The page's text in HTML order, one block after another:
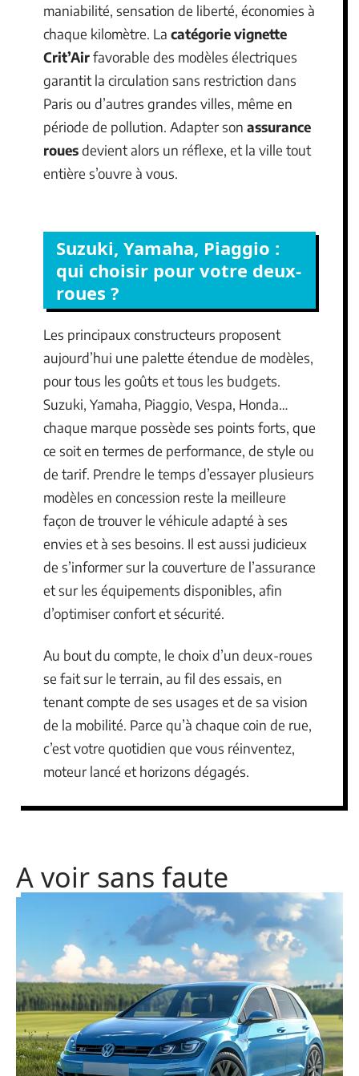
maniabilité, sensation de liberté, économies à
chaque kilomètre. La catégorie vignette
Crit’Airfavorable des modèles électriques
garantit la circulation sans restriction dans
Paris ou d’autres grandes villes, même en
période de pollution. Adapter son assurance
rouesdevient alors un réflexe, et la ville tout
entière s’ouvre à vous.
Suzuki, Yamaha, Piaggio :
qui choisir pour votre deux-
roues ?
Les principaux constructeurs proposent
aujourd’hui une palette étendue de modèles,
pour tous les goûts et tous les budgets.
Suzuki, Yamaha, Piaggio, Vespa, Honda…
chaque marque possède ses points forts, que
ce soit en termes de performance, de style ou
de tarif. Prendre le temps d’essayer plusieurs
modèles en concession reste la meilleure
façon de trouver le véhicule adapté à ses
envies et à ses besoins. Il est aussi judicieux
de s’informer sur la couverture de l’assurance
et sur les équipements disponibles, afin
d’optimiser confort et sécurité.
Au bout du compte, le choix d’un deux-roues
se fait sur le terrain, au fil des essais, en
tenant compte de ses usages et de sa vision
de la mobilité. Parce qu’à chaque coin de rue,
c’est votre quotidien que vous réinventez,
moteur lancé et horizons dégagés.
A voir sans faute